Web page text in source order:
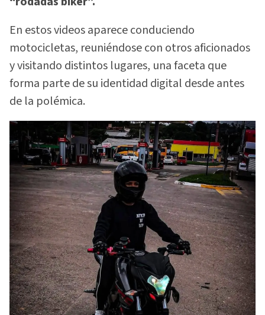
En estos videos aparece conduciendo
motocicletas, reuniéndose con otros aficionados
y visitando distintos lugares, una faceta que
forma parte de su identidad digital desde antes
de la polémica.